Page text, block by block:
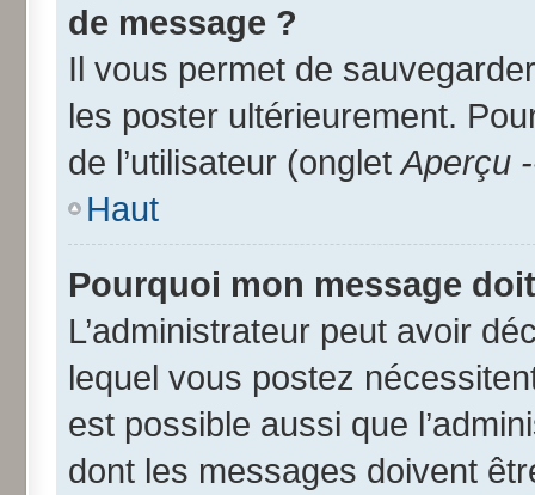
de message ?
Il vous permet de
les poster ultérieurement.
de l’utilisateur (onglet Aperçu
Haut
Pourquoi mon message
L’administrateur peut avoir
lequel vous postez
est possible aussi que
dont les messages doivent